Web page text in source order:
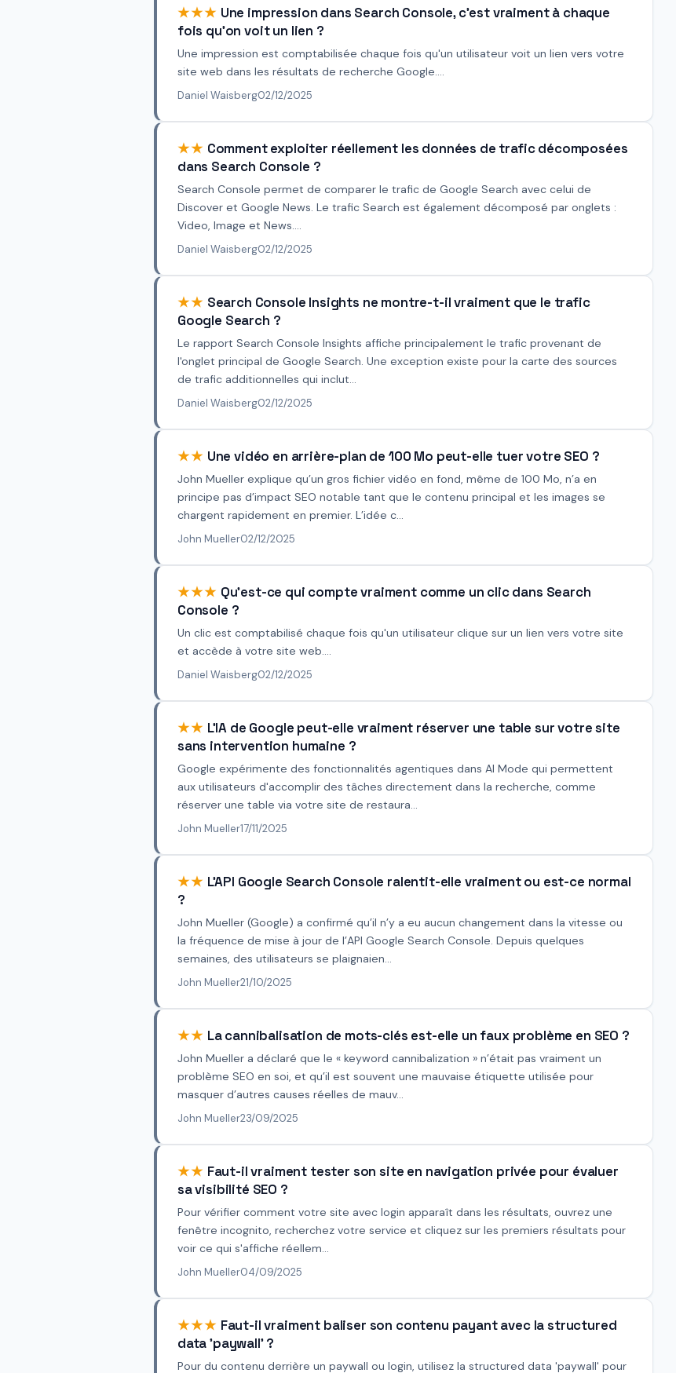
★★★ Une impression dans Search Console, c'est vraiment à chaque
fois qu'on voit un lien ?
Une impression est comptabilisée chaque fois qu'un utilisateur voit un lien vers votre
site web dans les résultats de recherche Google....
Daniel Waisberg02/12/2025
★★ Comment exploiter réellement les données de trafic décomposées
dans Search Console ?
Search Console permet de comparer le trafic de Google Search avec celui de
Discover et Google News. Le trafic Search est également décomposé par onglets :
Video, Image et News....
Daniel Waisberg02/12/2025
★★ Search Console Insights ne montre-t-il vraiment que le trafic
Google Search ?
Le rapport Search Console Insights affiche principalement le trafic provenant de
l'onglet principal de Google Search. Une exception existe pour la carte des sources
de trafic additionnelles qui inclut...
Daniel Waisberg02/12/2025
★★ Une vidéo en arrière-plan de 100 Mo peut-elle tuer votre SEO ?
John Mueller explique qu’un gros fichier vidéo en fond, même de 100 Mo, n’a en
principe pas d’impact SEO notable tant que le contenu principal et les images se
chargent rapidement en premier. L’idée c...
John Mueller02/12/2025
★★★ Qu'est-ce qui compte vraiment comme un clic dans Search
Console ?
Un clic est comptabilisé chaque fois qu'un utilisateur clique sur un lien vers votre site
et accède à votre site web....
Daniel Waisberg02/12/2025
★★ L'IA de Google peut-elle vraiment réserver une table sur votre site
sans intervention humaine ?
Google expérimente des fonctionnalités agentiques dans AI Mode qui permettent
aux utilisateurs d'accomplir des tâches directement dans la recherche, comme
réserver une table via votre site de restaura...
John Mueller17/11/2025
★★ L'API Google Search Console ralentit-elle vraiment ou est-ce normal
?
John Mueller (Google) a confirmé qu’il n’y a eu aucun changement dans la vitesse ou
la fréquence de mise à jour de l’API Google Search Console. Depuis quelques
semaines, des utilisateurs se plaignaien...
John Mueller21/10/2025
★★ La cannibalisation de mots-clés est-elle un faux problème en SEO ?
John Mueller a déclaré que le « keyword cannibalization » n’était pas vraiment un
problème SEO en soi, et qu’il est souvent une mauvaise étiquette utilisée pour
masquer d’autres causes réelles de mauv...
John Mueller23/09/2025
★★ Faut-il vraiment tester son site en navigation privée pour évaluer
sa visibilité SEO ?
Pour vérifier comment votre site avec login apparaît dans les résultats, ouvrez une
fenêtre incognito, recherchez votre service et cliquez sur les premiers résultats pour
voir ce qui s'affiche réellem...
John Mueller04/09/2025
★★★ Faut-il vraiment baliser son contenu payant avec la structured
data 'paywall' ?
Pour du contenu derrière un paywall ou login, utilisez la structured data 'paywall' pour